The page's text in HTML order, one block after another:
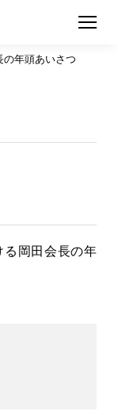
の年頭あいさつ
る岡田会長の年